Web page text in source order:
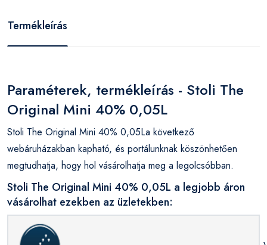
Termékleírás
Paraméterek, termékleírás - Stoli The
Original Mini 40% 0,05L
Stoli The Original Mini 40% 0,05La következő
webáruházakban kapható, és portálunknak köszönhetően
megtudhatja, hogy hol vásárolhatja meg a legolcsóbban.
Stoli The Original Mini 40% 0,05L a legjobb áron
vásárolhat ezekben az üzletekben: